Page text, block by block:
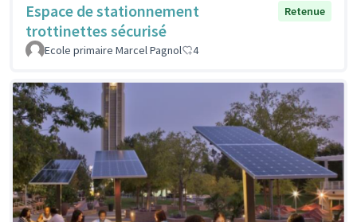
Espace de stationnement
trottinettes sécurisé
Retenue
Ecole primaire Marcel Pagnol 4